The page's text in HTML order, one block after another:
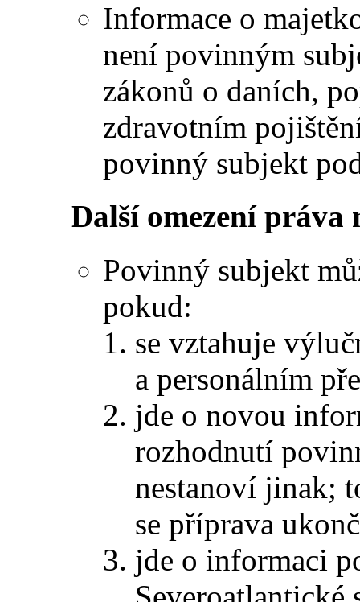
Informace o
není povinným
zákonů o daních,
zdravotním
povinný subjekt
Další omezení práva
Povinný subjekt
pokud:
se vztahuje
a personálním
jde o novou
rozhodnutí
nestanoví jinak;
se příprava
jde o informaci